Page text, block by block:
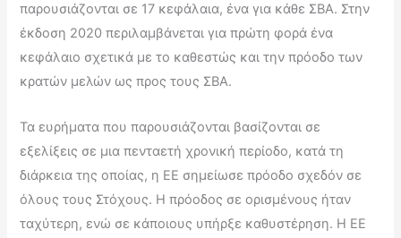
παρουσιάζονται σε 17 κεφάλαια, ένα για κάθε ΣΒΑ. Στην
έκδοση 2020 περιλαμβάνεται για πρώτη φορά ένα
κεφάλαιο σχετικά με το καθεστώς και την πρόοδο των
κρατών μελών ως προς τους ΣΒΑ.
Τα ευρήματα που παρουσιάζονται βασίζονται σε
εξελίξεις σε μια πενταετή χρονική περίοδο, κατά τη
διάρκεια της οποίας, η ΕΕ σημείωσε πρόοδο σχεδόν σε
όλους τους Στόχους. Η πρόοδος σε ορισμένους ήταν
ταχύτερη, ενώ σε κάποιους υπήρξε καθυστέρηση. Η ΕΕ